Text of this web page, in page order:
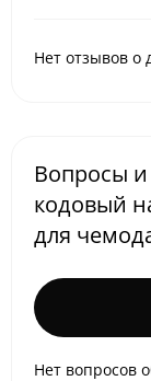
Нет отзывов о
Вопросы и
кодовый
для
Нет вопросов